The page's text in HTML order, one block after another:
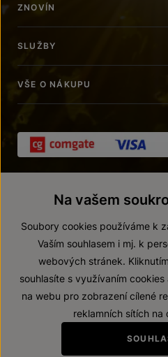
ZNOVÍN
SLUŽBY
VŠE O NÁKUPU
© 2026 ZNOVÍN
Prohlášení o
Zákaz prodeje alkoholických
Na vašem
Soubory cookies používáme k
Vaším souhlasem i mj. k
webových stránek.
souhlasíte s využívaním
na webu pro zobrazení cílené
reklamních sítích na